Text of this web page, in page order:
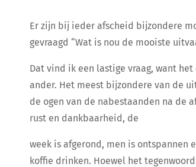
Er zijn bij ieder afscheid bijzondere
gevraagd “Wat is nou de mooiste
Dat vind ik een lastige vraag, want
ander. Het meest bijzondere van de
de ogen van de nabestaanden na de
rust en dankbaarheid, de
week is afgerond, men is ontspannen
koffie drinken. Hoewel het